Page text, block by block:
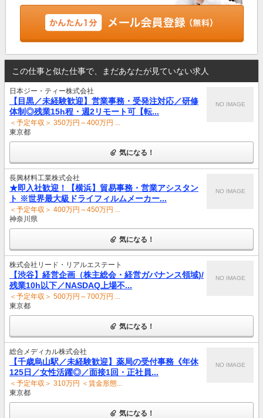
この仕事と似た仕事で、まだあなたが見ていない求人
日本ジー・ティー株式会社
【目黒／未経験歓迎】営業事務・受発注対応／研修
体制◎残業15h程・週2リモート可【転...
＜予定年収＞ 350万円～400万円 ...
東京都
NO IMAGE
気になる！
長興材料工業株式会社
★即入社歓迎！【横浜】貿易事務・営業アシスタン
ト ※世界最大級ドライフィルムメーカー...
＜予定年収＞ 400万円～450万円 ...
神奈川県
NO IMAGE
気になる！
株式会社リード・リアルエステート
【渋谷】経営企画（株主総会・経営ガバナンス領域)/
残業10h以下／NASDAQ上場不...
＜予定年収＞ 500万円～700万円 ...
東京都
NO IMAGE
気になる！
総合メディカル株式会社
【千歳烏山駅／未経験歓迎】薬局の受付事務《年休
125日／女性活躍◎／面接1回・正社員...
＜予定年収＞ 310万円 ＜賃金形態...
東京都
NO IMAGE
気になる！